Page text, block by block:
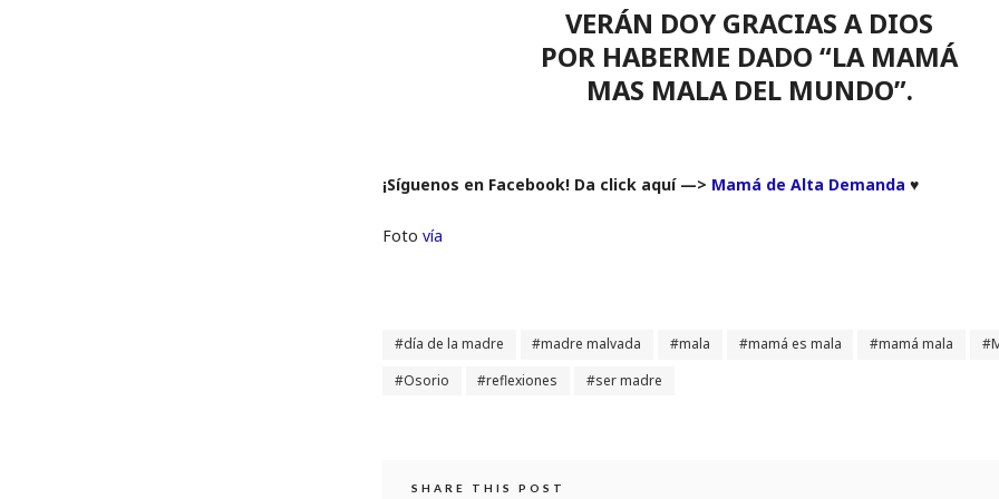
VERÁN DOY GRACIAS A DIOS
POR HABERME DADO “LA MAMÁ
MAS MALA DEL MUNDO”.
¡Síguenos en Facebook! Da click aquí —> Mamá de Alta Demanda ♥
Foto vía
día de la madre madre malvada mala mamá es mala mamá mala
Osorio
reflexiones ser madre
SHARE THIS POST